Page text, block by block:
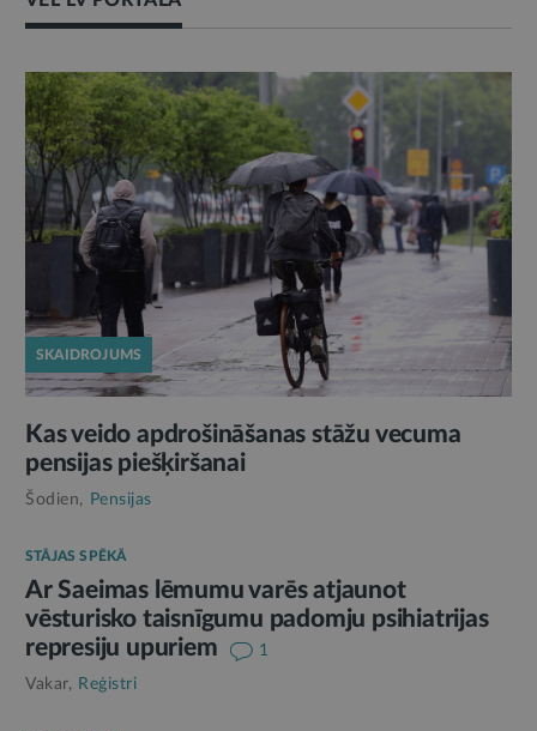
SKAIDROJUMS
Kas veido apdrošināšanas stāžu vecuma
pensijas piešķiršanai
Šodien, Pensijas
STĀJAS SPĒKĀ
Ar Saeimas lēmumu varēs atjaunot
vēsturisko taisnīgumu padomju psihiatrijas
represiju upuriem
1
Vakar, Reģistri